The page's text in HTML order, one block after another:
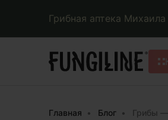
Грибная аптека
Главная Блог Грибы —